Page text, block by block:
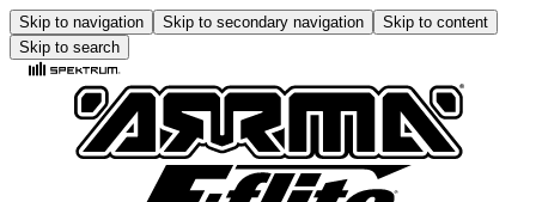
Skip to navigation Skip to secondary navigation
Skip to content
Skip to search